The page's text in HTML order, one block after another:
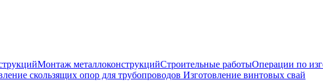
Монтаж металлоконструкцийСтроительные работыОперации по
скользящих опор для трубопроводов Изготовление винтовых свай